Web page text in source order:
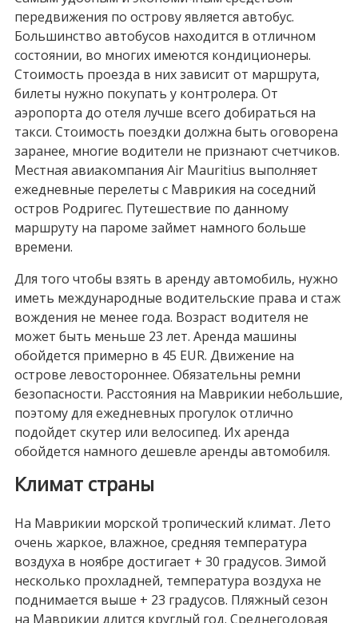
передвижения по острову является автобус.
Большинство автобусов находится в отличном
состоянии, во многих имеются кондиционеры.
Стоимость проезда в них зависит от маршрута,
билеты нужно покупать у контролера. От
аэропорта до отеля лучше всего добираться на
такси. Стоимость поездки должна быть оговорена
заранее, многие водители не признают счетчиков.
Местная авиакомпания Air Mauritius выполняет
ежедневные перелеты с Маврикия на соседний
остров Родригес. Путешествие по данному
маршруту на пароме займет намного больше
времени.
Для того чтобы взять в аренду автомобиль, нужно
иметь международные водительские права и стаж
вождения не менее года. Возраст водителя не
может быть меньше 23 лет. Аренда машины
обойдется примерно в 45 EUR. Движение на
острове левостороннее. Обязательны ремни
безопасности. Расстояния на Маврикии небольшие,
поэтому для ежедневных прогулок отлично
подойдет скутер или велосипед. Их аренда
обойдется намного дешевле аренды автомобиля.
Климат страны
На Маврикии морской тропический климат. Лето
очень жаркое, влажное, средняя температура
воздуха в ноябре достигает + 30 градусов. Зимой
несколько прохладней, температура воздуха не
поднимается выше + 23 градусов. Пляжный сезон
на Маврикии длится круглый год. Среднегодовая